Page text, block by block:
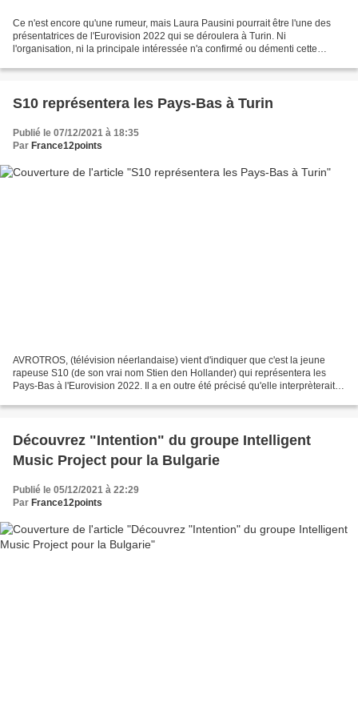
Ce n'est encore qu'une rumeur, mais Laura Pausini pourrait être l'une des
présentatrices de l'Eurovision 2022 qui se déroulera à Turin. Ni
l'organisation, ni la principale intéressée n'a confirmé ou démenti cette
S10 représentera les Pays-Bas à Turin
Publié le 07/12/2021 à 18:35
Par France12points
AVROTROS, (télévision néerlandaise) vient d'indiquer que c'est la jeune
rapeuse S10 (de son vrai nom Stien den Hollander) qui représentera les
Pays-Bas à l'Eurovision 2022. Il a en outre été précisé qu'elle interprèterait
Découvrez "Intention" du groupe Intelligent
Music Project pour la Bulgarie
Publié le 05/12/2021 à 22:29
Par France12points